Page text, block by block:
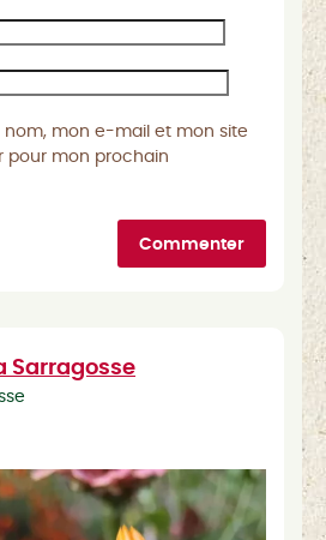
nom, mon e-mail et mon site
pour mon prochain
Commenter
Sarragosse